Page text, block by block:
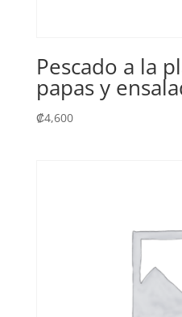
Pescado a la
papas y
₡4,600